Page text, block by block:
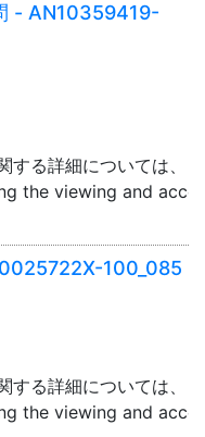
- AN10359419-
る詳細については、「
the viewing and
100_085
る詳細については、「
the viewing and